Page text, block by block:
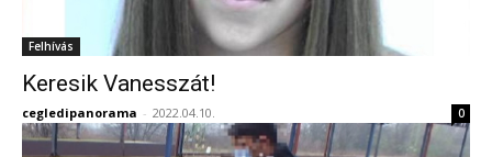
Felhívás
Keresik Vanesszát!
cegledipanorama - 2022.04.10. 0